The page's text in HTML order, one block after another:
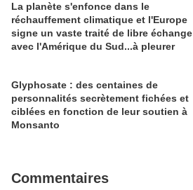
La planète s'enfonce dans le
réchauffement climatique et l'Europe
signe un vaste traité de libre échange
avec l'Amérique du Sud...à pleurer
Glyphosate : des centaines de
personnalités secrètement fichées et
ciblées en fonction de leur soutien à
Monsanto
Commentaires